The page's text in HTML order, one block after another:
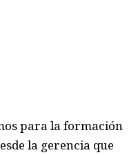
para la formación
esde la gerencia que